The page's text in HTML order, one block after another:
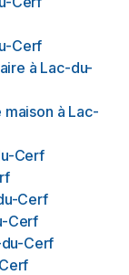
Cerf
à Lac-du-
maison à Lac-
Cerf
Cerf
Cerf
Cerf